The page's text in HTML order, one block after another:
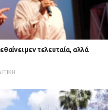
μεν τελευταία, αλλά